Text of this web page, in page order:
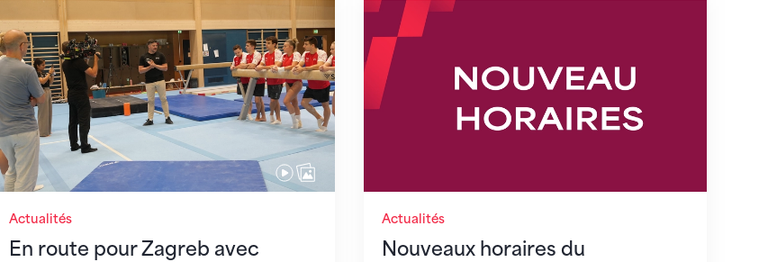
Actualités
En route pour Zagreb avec
En route pour Zagreb avec des objectifs clairs
Actualités
Nouveaux horaires du
Nouveaux horaires du secrétariat dès le 1er août